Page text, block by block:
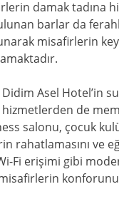
damak tadına
barlar da
misafirlerin
Asel Hotel’in
de
salonu, çocuk
rahatlamasını ve
Fi erişimi gibi